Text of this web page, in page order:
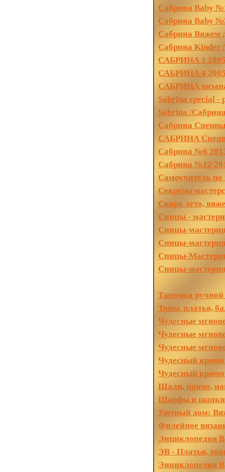
Сабрина Baby
Сабрина Baby
Сабрина Вяжем
Сабрина Kinder
САБРИНА 1
САБРИНА 4
САБРИНА
Sabrina special -
Sabrina /
Сабрина
САБРИНА
Сабрина №6
Сабрина №12
Самоучитель по
Секреты
Скоро лето,
Спицы -
Спицы-
Спицы-
Спицы-
Спицы-
Тапочки
Топы, платья,
Чудесные
Чудесные
Чудесные
Чудесный
Чудесный
Шали, пончо,
Шарфы и шапки
Уютный дом:
Филейное
Энциклопедия
ЭВ - Платья,
Энциклопедия